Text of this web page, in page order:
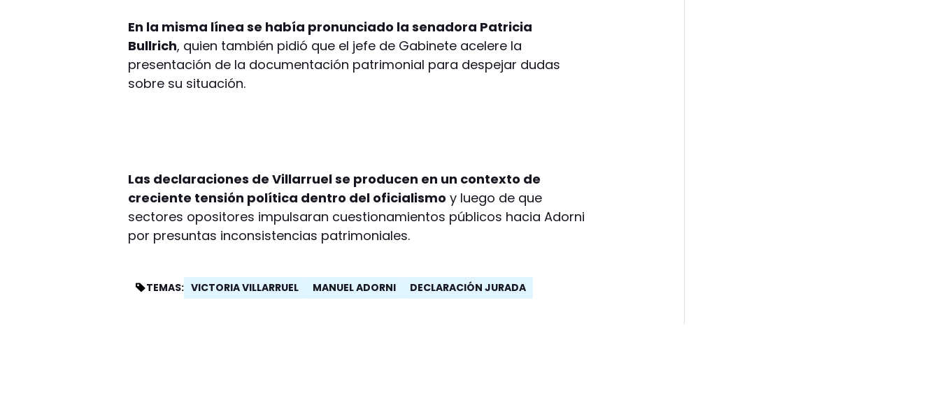
En la misma línea se había pronunciado la senadora Patricia
Bullrich, quien también pidió que el jefe de Gabinete acelere la
presentación de la documentación patrimonial para despejar dudas
sobre su situación.
Las declaraciones de Villarruel se producen en un contexto de
creciente tensión política dentro del oficialismo y luego de que
sectores opositores impulsaran cuestionamientos públicos hacia Adorni
por presuntas inconsistencias patrimoniales.
TEMAS: VICTORIA VILLARRUEL MANUEL ADORNI DECLARACIÓN JURADA